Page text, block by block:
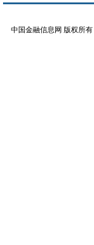
中国金融信息网 版权所有